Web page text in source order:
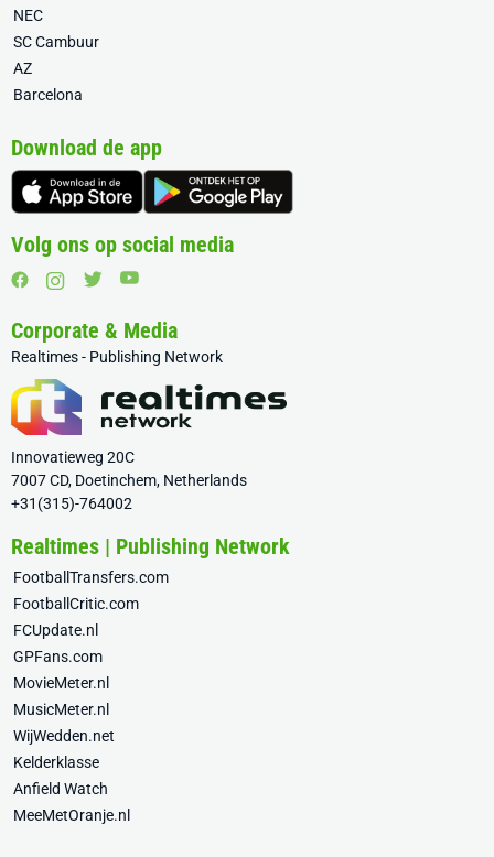
NEC
SC Cambuur
AZ
Barcelona
Download de app
Volg ons op social media
Corporate & Media
Realtimes - Publishing Network
Innovatieweg 20C
7007 CD, Doetinchem, Netherlands
+31(315)-764002
Realtimes | Publishing Network
FootballTransfers.com
FootballCritic.com
FCUpdate.nl
GPFans.com
MovieMeter.nl
MusicMeter.nl
WijWedden.net
Kelderklasse
Anfield Watch
MeeMetOranje.nl